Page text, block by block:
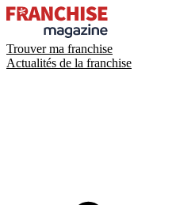
Trouver ma franchise
Actualités de la franchise